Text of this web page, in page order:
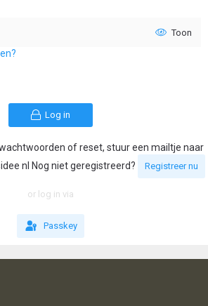
Toon
Log in
of reset, stuur een mailtje naar
nl Nog niet geregistreerd?
Registreer nu
or log in via
Passkey